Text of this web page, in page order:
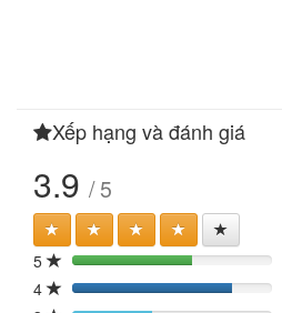
Xếp hạng và đánh giá
3.9 / 5
5 60%
4
80%